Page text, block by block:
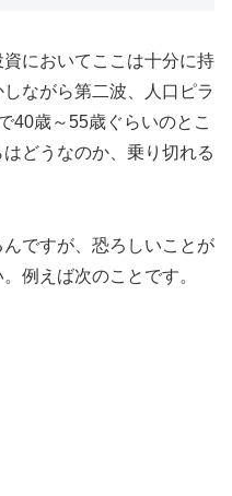
においてここは十分に持
ながら第二波、人口ピラ
40歳～55歳ぐらいのとこ
どうなのか、乗り切れる
ですが、恐ろしいことが
例えば次のことです。